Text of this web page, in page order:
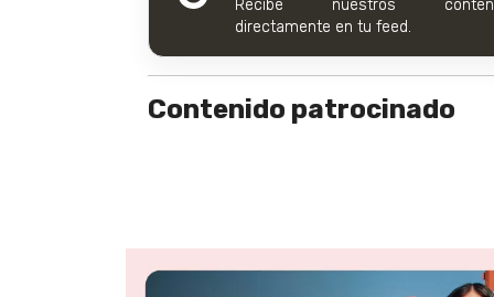
Recibe nuestros
directamente en tu feed.
Contenido patrocinado